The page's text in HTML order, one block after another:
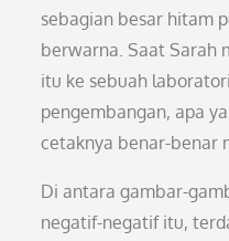
sebagian besar hitam
berwarna. Saat Sarah
itu ke sebuah
pengembangan, apa
cetaknya benar-benar
Di antara gambar-
negatif-negatif itu,